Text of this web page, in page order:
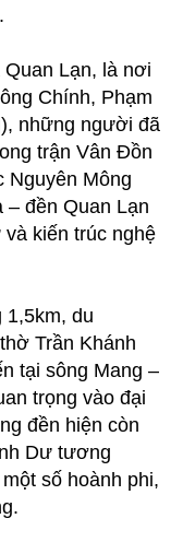
Lạn, là nơi
Chính, Phạm
những người đã
trận Vân Đồn
Nguyên Mông
– đền Quan Lạn
kiến trúc nghệ
1,5km, du
Trần Khánh
tại sông Mang –
trọng vào đại
đền hiện còn
Dư tương
số hoành phi,